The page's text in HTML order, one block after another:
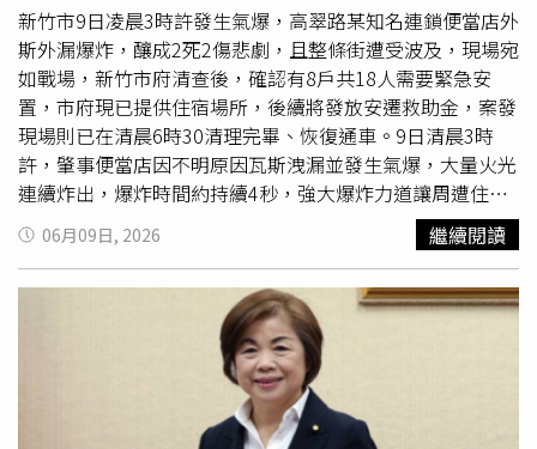
則，主動派員勘查受損房屋，協助受災市民辦理房屋稅、地
價稅、使用牌照稅等地方稅減免或停徵，盡可能減少市民奔
波與負擔。高虹安強調，市府團隊會持續守在第一線，從搜
救、醫療、安置、清運、結構安全到後續救助，逐項落實、
逐戶關懷。同時也提醒周邊民眾暫勿靠近警戒區域，讓救災
與復原工作能順利進行。
新竹市9日凌晨3時許發生氣爆，高翠路某知名連鎖便當店外
斯外漏爆炸，釀成2死2傷悲劇，且整條街遭受波及，現場宛
如戰場，新竹市府清查後，確認有8戶共18人需要緊急安
置，市府現已提供住宿場所，後續將發放安遷救助金，案發
現場則已在清晨6時30清理完畢、恢復通車。9日清晨3時
許，肇事便當店因不明原因瓦斯洩漏並發生氣爆，大量火光
連續炸出，爆炸時間約持續4秒，強大爆炸力道讓周遭住戶
遭受波及，大量粉塵、磚瓦和玻璃碎片等散落一地，現場宛
如戰場。此意外導致4人受傷，救護人員趕抵時，發現隔壁
麵包店的65歲吳姓店主與其58歲張姓妻子失去生命跡象，
緊急送醫後宣告不治，60歲蕭姓男子則是肢體擦挫傷、33
歲古姓男子臉部撕裂傷，皆已被送醫救治。新竹市府清查發
現現場共有8戶遭受影響，有18位民眾需要緊急安置，社會
受災戶，協助安排後續安置，市府
已提供住宿場所，並將發放安遷救助金，協助災民盡快度過
06月09日, 2026 繼續閱讀